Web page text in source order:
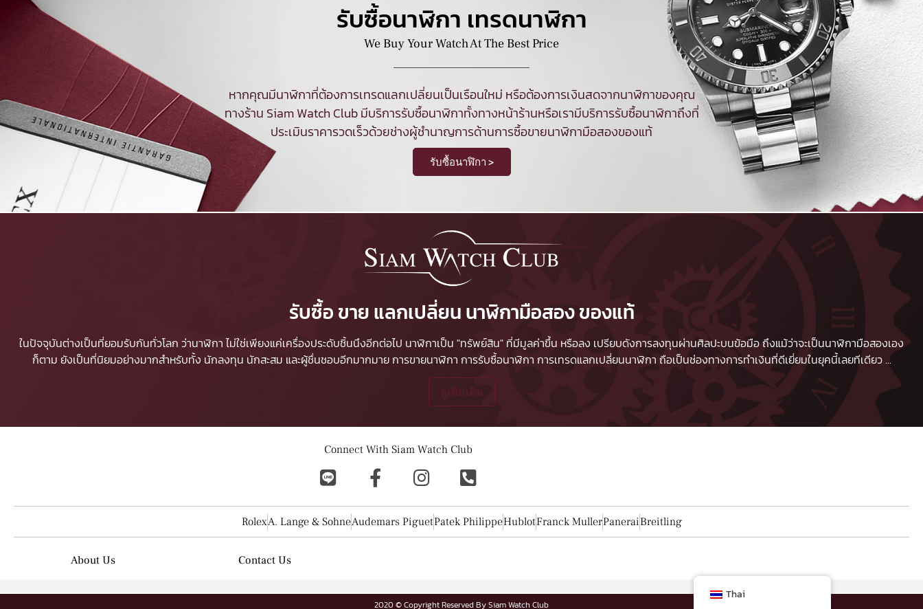
รับซื้อนาฬิกา เทรดนาฬิกา
We Buy Your Watch At The Best Price
หากคุณมีนาฬิกาที่ต้องการเทรดแลกเปลี่ยนเป็นเรือนใหม่ หรือต้องการเงินสดจากนาฬิกาของคุณ
ทางร้าน Siam Watch Club มีบริการรับซื้อนาฬิกาทั้งทางหน้าร้านหรือเรามีบริการรับซื้อนาฬิกาถึงที่
ประเมินราคารวดเร็วด้วยช่างผู้ชำนาญการด้านการซื้อขายนาฬิกามือสองของแท้
รับซื้อนาฬิกา >
รับซื้อ ขาย แลกเปลี่ยน นาฬิกามือสอง ของแท้
ในปัจจุบันต่างเป็นที่ยอมรับกันทั่วโลก ว่านาฬิกา ไม่ใช่เพียงแค่เครื่องประดับชิ้นนึงอีกต่อไป นาฬิกาเป็น "ทรัพย์สิน" ที่มีมูลค่าขึ้น หรือลง เปรียบดังการลงทุนผ่านศิลปะบนข้อมือ ถึงแม้ว่าจะเป็นนาฬิกามือสองเอง
ก็ตาม ยังเป็นที่นิยมอย่างมากสำหรับทั้ง นักลงทุน นักสะสม และผู้ชื่นชอบอีกมากมายการขายนาฬิกา การรับซื้อนาฬิกา การเทรดแลกเปลี่ยนนาฬิกา ถือเป็นช่องทางการทำเงินที่ดีเยี่ยมในยุคนี้เลยทีเดียว...
ดูเพิ่มเติม
Connect With Siam Watch Club
RolexA. Lange & SohneAudemars PiguetPatek PhilippeHublotFranck MullerPaneraiBreitling
About Us Contact Us
2020 © Copyright Reserved By Siam Watch Club
Thai